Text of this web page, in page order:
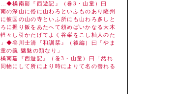
橘南谿『西遊記』（巻3・山童）曰
南の深山に俗に山わろといふものあり薩州
彼国の山の寺といふ所にも山わろ多しと
に握り飯をあたへて頼めばいかなる大木
々し引かたげてよく谷峯をこし杣人のた
◆谷川士清『和訓栞』（後編）曰「やま
の義 魑魅の類なり」
谿『西遊記』（巻3・山童）曰「然れ
物にして所により時によりて名の替れる